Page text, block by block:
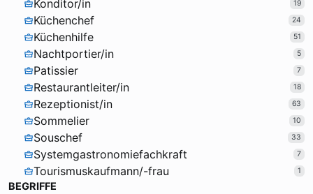
Konditor/in 19
Küchenchef 24
Küchenhilfe 51
Nachtportier/in 5
Patissier 7
Restaurantleiter/in 18
Rezeptionist/in 63
Sommelier 10
Souschef 33
Systemgastronomiefachkraft 7
Tourismuskaufmann/-frau 1
BEGRIFFE